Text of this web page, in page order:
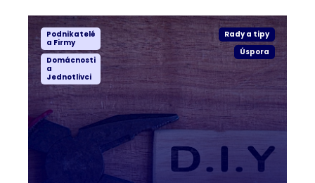
Podnikatelé
a Firmy
Domácnosti
a
Jednotlivci
Rady a tipy
Úspora